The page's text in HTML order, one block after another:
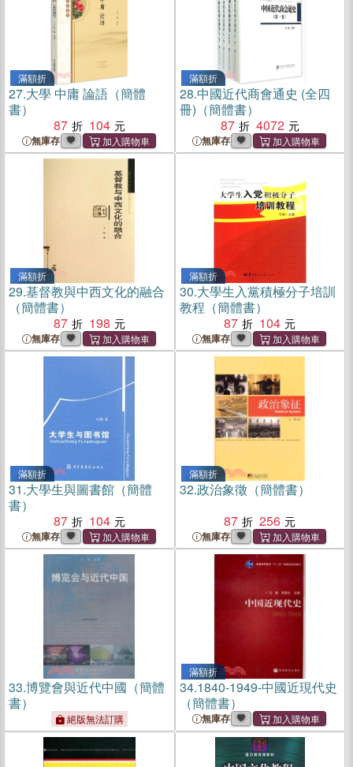
滿額折
27.大學 中庸 論語（簡體
書）
87
104
無庫存
滿額折
28.中國近代商會通史 (全四
冊)（簡體書）
87
4072
無庫存
滿額折
29.基督教與中西文化的融合
（簡體書）
87
198
無庫存
滿額折
30.大學生入黨積極分子培訓
教程（簡體書）
87
104
無庫存
滿額折
31.大學生與圖書館（簡體
書）
87
104
無庫存
滿額折
32.政治象徵（簡體書）
87
256
無庫存
33.博覽會與近代中國（簡體
書）
絕版無法訂購
滿額折
34.1840-1949-中國近現代史
（簡體書）
無庫存